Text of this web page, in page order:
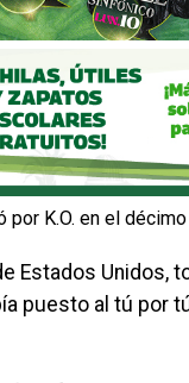
K.O. en el décimo
Estados Unidos,
puesto al tú por